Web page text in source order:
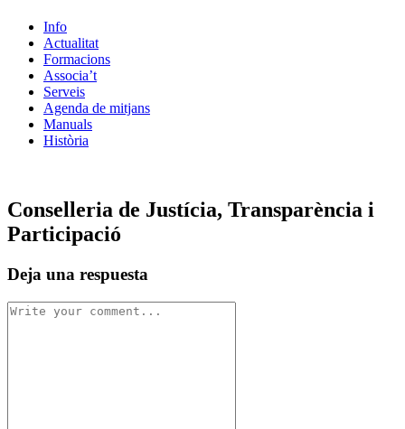
Info
Actualitat
Formacions
Associa’t
Serveis
Agenda de mitjans
Manuals
Història
Conselleria de Justícia, Transparència i
Participació
Deja una respuesta